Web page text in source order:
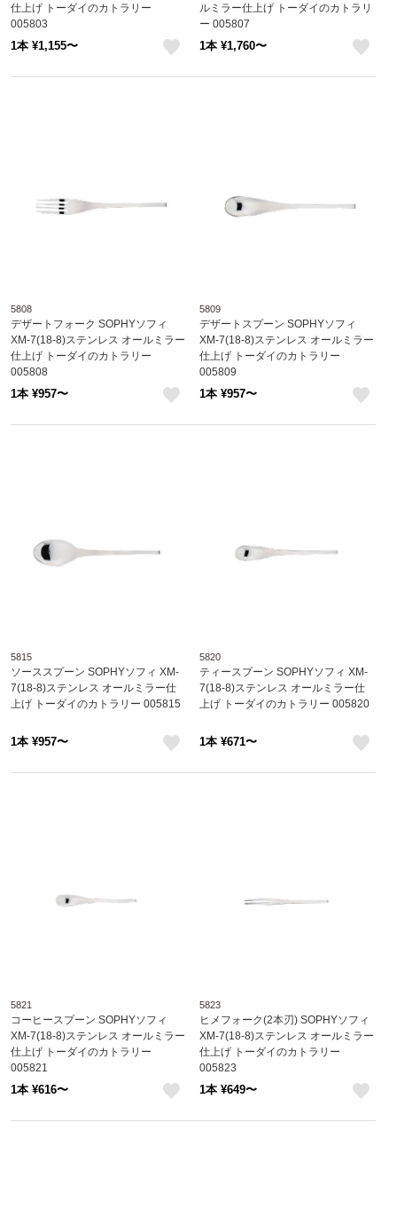
仕上げ トーダイのカトラリー
005803
1本 ¥1,155〜
ルミラー仕上げ トーダイのカトラリ
ー 005807
1本 ¥1,760〜
5808
デザートフォーク SOPHYソフィ
XM-7(18-8)ステンレス オールミラー
仕上げ トーダイのカトラリー
005808
1本 ¥957〜
5809
デザートスプーン SOPHYソフィ
XM-7(18-8)ステンレス オールミラー
仕上げ トーダイのカトラリー
005809
1本 ¥957〜
5815
ソーススプーン SOPHYソフィ XM-
7(18-8)ステンレス オールミラー仕
上げ トーダイのカトラリー 005815
1本 ¥957〜
5820
ティースプーン SOPHYソフィ XM-
7(18-8)ステンレス オールミラー仕
上げ トーダイのカトラリー 005820
1本 ¥671〜
5821
コーヒースプーン SOPHYソフィ
XM-7(18-8)ステンレス オールミラー
仕上げ トーダイのカトラリー
005821
1本 ¥616〜
5823
ヒメフォーク(2本刃) SOPHYソフィ
XM-7(18-8)ステンレス オールミラー
仕上げ トーダイのカトラリー
005823
1本 ¥649〜